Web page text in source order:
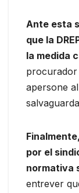
Ante esta
que la
la medida
procurador
apersone
por el
normativa
entrever